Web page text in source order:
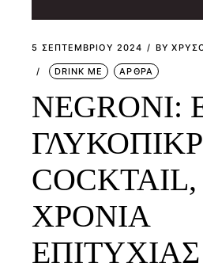
5 ΣΕΠΤΕΜΒΡΊΟΥ 2024 BY
DRINK ME ΑΡΘΡΑ
NEGRONI:
COCΚTAIL,
ΧΡΟΝΙΑ
ΕΠΙΤΥΧΙΑΣ